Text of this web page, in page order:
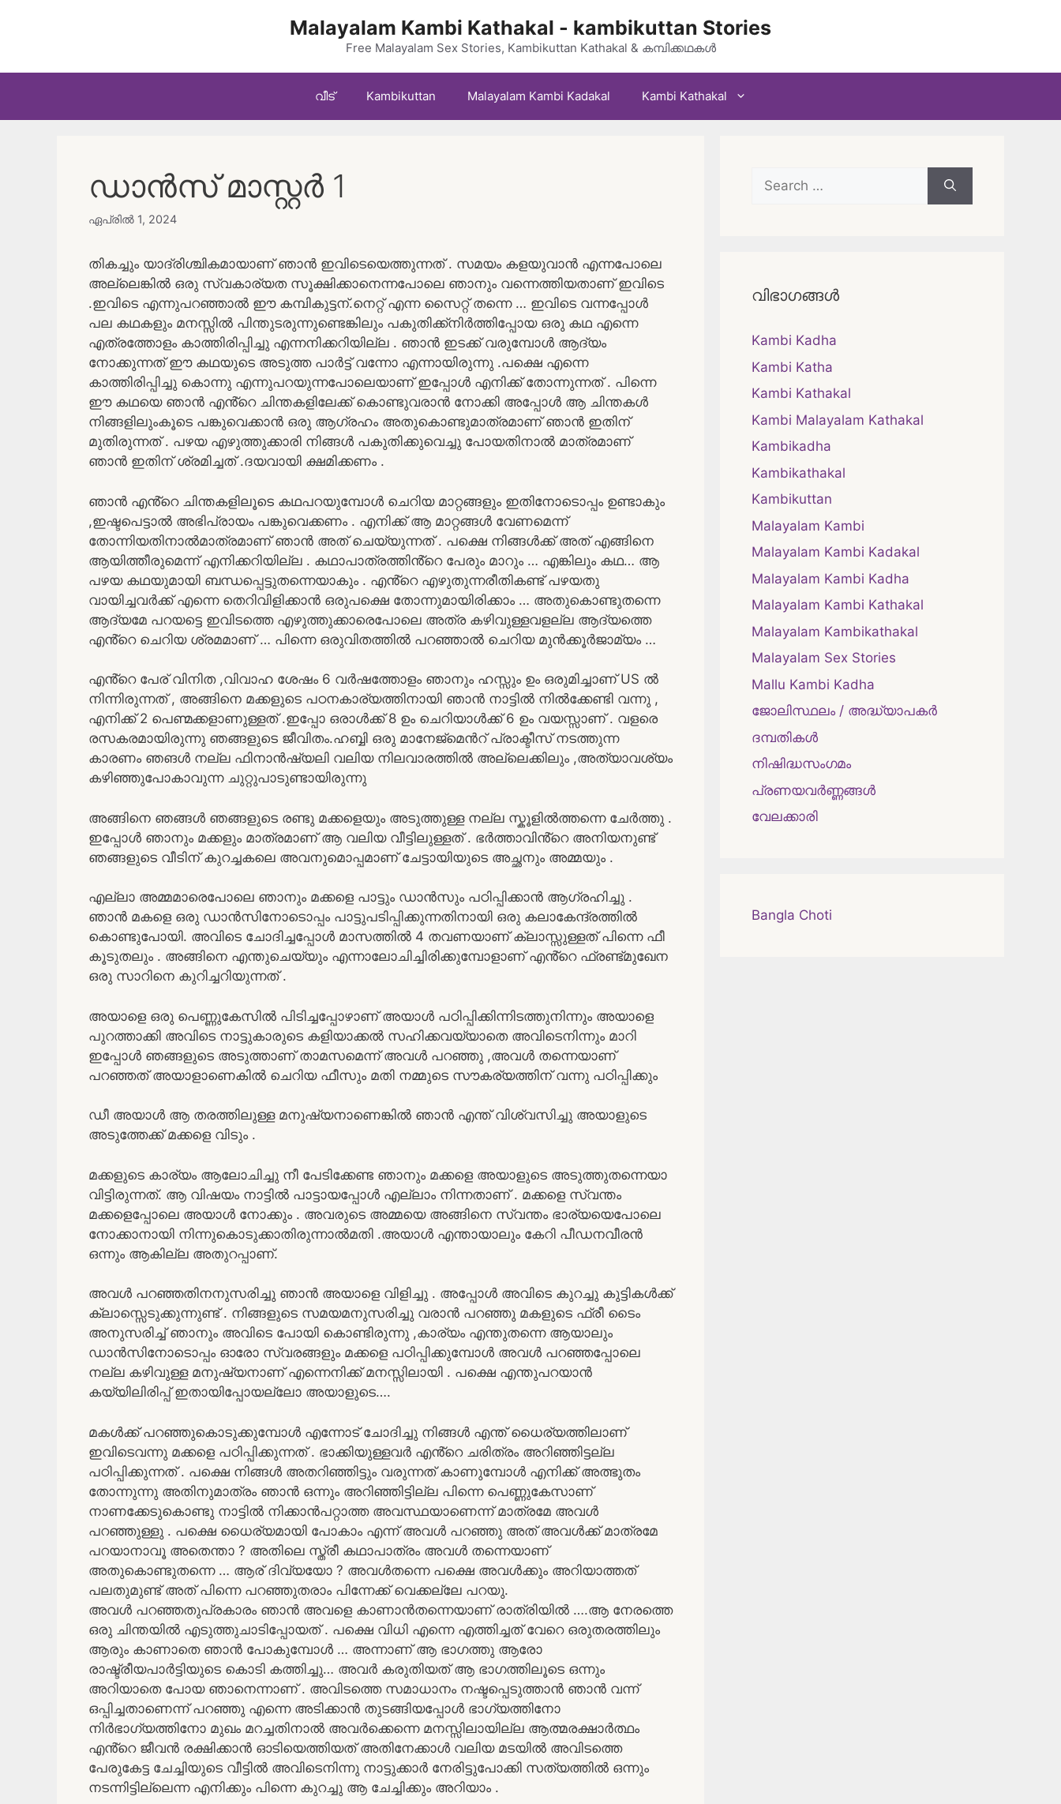
Malayalam Kambi Kathakal - kambikuttan Stories
Free Malayalam Sex Stories, Kambikuttan Kathakal & കമ്പിക്കഥകൾ
വീട് Kambikuttan Malayalam Kambi Kadakal Kambi Kathakal
ഡാൻസ് മാസ്റ്റർ 1
ഏപ്രിൽ 1, 2024
തികച്ചും യാദ്രിശ്ചികമായാണ് ഞാൻ ഇവിടെയെത്തുന്നത് . സമയം കളയുവാൻ എന്നപോലെ
അല്ലെങ്കിൽ ഒരു സ്വകാര്യത സൂക്ഷിക്കാനെന്നപോലെ ഞാനും വന്നെത്തിയതാണ് ഇവിടെ
.ഇവിടെ എന്നുപറഞ്ഞാൽ ഈ കമ്പികുട്ടന്.നെറ്റ് എന്ന സൈറ്റ് തന്നെ … ഇവിടെ വന്നപ്പോൾ
പല കഥകളും മനസ്സിൽ പിന്തുടരുന്നുണ്ടെങ്കിലും പകുതിക്ക്നിർത്തിപ്പോയ ഒരു കഥ എന്നെ
എത്രത്തോളം കാത്തിരിപ്പിച്ചു എന്നനിക്കറിയില്ല . ഞാൻ ഇടക്ക് വരുമ്പോൾ ആദ്യം
നോക്കുന്നത് ഈ കഥയുടെ അടുത്ത പാർട്ട് വന്നോ എന്നായിരുന്നു .പക്ഷെ എന്നെ
കാത്തിരിപ്പിച്ചു കൊന്നു എന്നുപറയുന്നപോലെയാണ് ഇപ്പോൾ എനിക്ക് തോന്നുന്നത് . പിന്നെ
ഈ കഥയെ ഞാൻ എൻ്റെ ചിന്തകളിലേക്ക് കൊണ്ടുവരാൻ നോക്കി അപ്പോൾ ആ ചിന്തകൾ
നിങ്ങളിലുംകൂടെ പങ്കുവെക്കാൻ ഒരു ആഗ്രഹം അതുകൊണ്ടുമാത്രമാണ് ഞാൻ ഇതിന്
മുതിരുന്നത് . പഴയ എഴുത്തുക്കാരി നിങ്ങൾ പകുതിക്കുവെച്ചു പോയതിനാൽ മാത്രമാണ്
ഞാൻ ഇതിന് ശ്രമിച്ചത് .ദയവായി ക്ഷമിക്കണം .
ഞാൻ എൻ്റെ ചിന്തകളിലൂടെ കഥപറയുമ്പോൾ ചെറിയ മാറ്റങ്ങളും ഇതിനോടൊപ്പം ഉണ്ടാകും
,ഇഷ്ടപെട്ടാൽ അഭിപ്രായം പങ്കുവെക്കണം . എനിക്ക് ആ മാറ്റങ്ങൾ വേണമെന്ന്
തോന്നിയതിനാൽമാത്രമാണ് ഞാൻ അത് ചെയ്യുന്നത് . പക്ഷെ നിങ്ങൾക്ക് അത് എങ്ങിനെ
ആയിത്തീരുമെന്ന് എനിക്കറിയില്ല . കഥാപാത്രത്തിൻ്റെ പേരും മാറും … എങ്കിലും കഥ… ആ
പഴയ കഥയുമായി ബന്ധപ്പെട്ടുതന്നെയാകും . എൻ്റെ എഴുതുന്നരീതികണ്ട്‌ പഴയതു
വായിച്ചവർക്ക് എന്നെ തെറിവിളിക്കാൻ ഒരുപക്ഷെ തോന്നുമായിരിക്കാം … അതുകൊണ്ടുതന്നെ
ആദ്യമേ പറയട്ടെ ഇവിടത്തെ എഴുത്തുക്കാരെപോലെ അത്ര കഴിവുള്ളവളല്ല ആദ്യത്തെ
എൻ്റെ ചെറിയ ശ്രമമാണ് … പിന്നെ ഒരുവിതത്തിൽ പറഞ്ഞാൽ ചെറിയ മുൻക്കൂർജാമ്യം …
എൻ്റെ പേര് വിനിത ,വിവാഹ ശേഷം 6 വർഷത്തോളം ഞാനും ഹസ്സും ഉം ഒരുമിച്ചാണ് US ൽ
നിന്നിരുന്നത് , അങ്ങിനെ മക്കളുടെ പഠനകാര്യത്തിനായി ഞാൻ നാട്ടിൽ നിൽക്കേണ്ടി വന്നു ,
എനിക്ക് 2 പെണ്മക്കളാണുള്ളത് .ഇപ്പോ ഒരാൾക്ക് 8 ഉം ചെറിയാൾക്ക് 6 ഉം വയസ്സാണ് . വളരെ
രസകരമായിരുന്നു ഞങ്ങളുടെ ജീവിതം.ഹബ്ബി ഒരു മാനേജ്മെൻറ് പ്രാക്ടീസ് നടത്തുന്ന
കാരണം ഞങൾ നല്ല ഫിനാൻഷ്യലി വലിയ നിലവാരത്തിൽ അല്ലെക്കിലും ,അത്യാവശ്യം
കഴിഞ്ഞുപോകാവുന്ന ചുറ്റുപാടുണ്ടായിരുന്നു
അങ്ങിനെ ഞങ്ങൾ ഞങ്ങളുടെ രണ്ടു മക്കളെയും അടുത്തുള്ള നല്ല സ്കൂളിൽത്തന്നെ ചേർത്തു .
ഇപ്പോൾ ഞാനും മക്കളും മാത്രമാണ് ആ വലിയ വീട്ടിലുള്ളത് . ഭർത്താവിൻ്റെ അനിയനുണ്ട്
ഞങ്ങളുടെ വീടിന് കുറച്ചകലെ അവനുമൊപ്പമാണ് ചേട്ടായിയുടെ അച്ഛനും അമ്മയും .
എല്ലാ അമ്മമാരെപോലെ ഞാനും മക്കളെ പാട്ടും ഡാൻസും പഠിപ്പിക്കാൻ ആഗ്രഹിച്ചു .
ഞാൻ മകളെ ഒരു ഡാൻസിനോടൊപ്പം പാട്ടുപടിപ്പിക്കുന്നതിനായി ഒരു കലാകേന്ദ്രത്തിൽ
കൊണ്ടുപോയി. അവിടെ ചോദിച്ചപ്പോൾ മാസത്തിൽ 4 തവണയാണ് ക്ലാസ്സുള്ളത് പിന്നെ ഫീ
കൂടുതലും . അങ്ങിനെ എന്തുചെയ്യും എന്നാലോചിച്ചിരിക്കുമ്പോളാണ് എൻ്റെ ഫ്രണ്ട്മുഖേന
ഒരു സാറിനെ കുറിച്ചറിയുന്നത് .
അയാളെ ഒരു പെണ്ണുകേസിൽ പിടിച്ചപ്പോഴാണ് അയാൾ പഠിപ്പിക്കിന്നിടത്തുനിന്നും അയാളെ
പുറത്താക്കി അവിടെ നാട്ടുകാരുടെ കളിയാക്കൽ സഹിക്കവയ്യാതെ അവിടെനിന്നും മാറി
ഇപ്പോൾ ഞങ്ങളുടെ അടുത്താണ് താമസമെന്ന് അവൾ പറഞ്ഞു ,അവൾ തന്നെയാണ്
പറഞ്ഞത് അയാളാണെകിൽ ചെറിയ ഫീസും മതി നമ്മുടെ സൗകര്യത്തിന് വന്നു പഠിപ്പിക്കും
ഡീ അയാൾ ആ തരത്തിലുള്ള മനുഷ്യനാണെങ്കിൽ ഞാൻ എന്ത് വിശ്വസിച്ചു അയാളുടെ
അടുത്തേക്ക് മക്കളെ വിടും .
മക്കളുടെ കാര്യം ആലോചിച്ചു നീ പേടിക്കേണ്ട ഞാനും മക്കളെ അയാളുടെ അടുത്തുതന്നെയാ
വിട്ടിരുന്നത്. ആ വിഷയം നാട്ടിൽ പാട്ടായപ്പോൾ എല്ലാം നിന്നതാണ് . മക്കളെ സ്വന്തം
മക്കളെപ്പോലെ അയാൾ നോക്കും . അവരുടെ അമ്മയെ അങ്ങിനെ സ്വന്തം ഭാര്യയെപോലെ
നോക്കാനായി നിന്നുകൊടുക്കാതിരുന്നാൽമതി .അയാൾ എന്തായാലും കേറി പീഡനവീരൻ
ഒന്നും ആകില്ല അതുറപ്പാണ്.
അവൾ പറഞ്ഞതിനനുസരിച്ചു ഞാൻ അയാളെ വിളിച്ചു . അപ്പോൾ അവിടെ കുറച്ചു കുട്ടികൾക്ക്
ക്ലാസ്സെടുക്കുന്നുണ്ട് . നിങ്ങളുടെ സമയമനുസരിച്ചു വരാൻ പറഞ്ഞു മകളുടെ ഫ്രീ ടൈം
അനുസരിച്ച് ഞാനും അവിടെ പോയി കൊണ്ടിരുന്നു ,കാര്യം എന്തുതന്നെ ആയാലും
ഡാൻസിനോടൊപ്പം ഓരോ സ്വരങ്ങളും മക്കളെ പഠിപ്പിക്കുമ്പോൾ അവൾ പറഞ്ഞപ്പോലെ
നല്ല കഴിവുള്ള മനുഷ്യനാണ് എന്നെനിക്ക് മനസ്സിലായി . പക്ഷെ എന്തുപറയാൻ
കയ്യിലിരിപ്പ് ഇതായിപ്പോയല്ലോ അയാളുടെ….
മകൾക്ക് പറഞ്ഞുകൊടുക്കുമ്പോൾ എന്നോട് ചോദിച്ചു നിങ്ങൾ എന്ത് ധൈര്യത്തിലാണ്
ഇവിടെവന്നു മക്കളെ പഠിപ്പിക്കുന്നത് . ഭാക്കിയുള്ളവർ എൻ്റെ ചരിത്രം അറിഞ്ഞിട്ടല്ല
പഠിപ്പിക്കുന്നത് . പക്ഷെ നിങ്ങൾ അതറിഞ്ഞിട്ടും വരുന്നത് കാണുമ്പോൾ എനിക്ക് അത്ഭുതം
തോന്നുന്നു അതിനുമാത്രം ഞാൻ ഒന്നും അറിഞ്ഞിട്ടില്ല പിന്നെ പെണ്ണുകേസാണ്
നാണക്കേടുകൊണ്ടു നാട്ടിൽ നിക്കാൻപറ്റാത്ത അവസ്ഥയാണെന്ന് മാത്രമേ അവൾ
പറഞ്ഞുള്ളു . പക്ഷെ ധൈര്യമായി പോകാം എന്ന് അവൾ പറഞ്ഞു അത് അവൾക്ക് മാത്രമേ
പറയാനാവൂ അതെന്താ ? അതിലെ സ്ത്രീ കഥാപാത്രം അവൾ തന്നെയാണ്
അതുകൊണ്ടുതന്നെ … ആര് ദിവ്യയോ ? അവൾതന്നെ പക്ഷെ അവൾക്കും അറിയാത്തത്
പലതുമുണ്ട് അത് പിന്നെ പറഞ്ഞുതരാം പിന്നേക്ക് വെക്കല്ലേ പറയു.
അവൾ പറഞ്ഞതുപ്രകാരം ഞാൻ അവളെ കാണാൻതന്നെയാണ് രാത്രിയിൽ ….ആ നേരത്തെ
ഒരു ചിന്തയിൽ എടുത്തുചാടിപ്പോയത് . പക്ഷെ വിധി എന്നെ എത്തിച്ചത് വേറെ ഒരുതരത്തിലും
ആരും കാണാതെ ഞാൻ പോകുമ്പോൾ … അന്നാണ് ആ ഭാഗത്തു ആരോ
രാഷ്ട്രീയപാർട്ടിയുടെ കൊടി കത്തിച്ചു… അവർ കരുതിയത് ആ ഭാഗത്തിലൂടെ ഒന്നും
അറിയാതെ പോയ ഞാനെന്നാണ് . അവിടത്തെ സമാധാനം നഷ്ടപ്പെടുത്താൻ ഞാൻ വന്ന്
ഒപ്പിച്ചതാണെന്ന് പറഞ്ഞു എന്നെ അടിക്കാൻ തുടങ്ങിയപ്പോൾ ഭാഗ്യത്തിനോ
നിർഭാഗ്യത്തിനോ മുഖം മറച്ചതിനാൽ അവർക്കെന്നെ മനസ്സിലായില്ല ആത്മരക്ഷാർത്ഥം
എൻ്റെ ജീവൻ രക്ഷിക്കാൻ ഓടിയെത്തിയത് അതിനേക്കാൾ വലിയ മടയിൽ അവിടത്തെ
പേരുകേട്ട ചേച്ചിയുടെ വീട്ടിൽ അവിടെനിന്നു നാട്ടുക്കാർ നേരിട്ടുപോക്കി സത്യത്തിൽ ഒന്നും
നടന്നിട്ടില്ലെന്ന എനിക്കും പിന്നെ കുറച്ചു ആ ചേച്ചിക്കും അറിയാം .
Search
for:
വിഭാഗങ്ങൾ
Kambi Kadha
Kambi Katha
Kambi Kathakal
Kambi Malayalam Kathakal
Kambikadha
Kambikathakal
Kambikuttan
Malayalam Kambi
Malayalam Kambi Kadakal
Malayalam Kambi Kadha
Malayalam Kambi Kathakal
Malayalam Kambikathakal
Malayalam Sex Stories
Mallu Kambi Kadha
ജോലിസ്ഥലം / അദ്ധ്യാപകർ
ദമ്പതികള്‍
നിഷിദ്ധസംഗമം
പ്രണയവർണ്ണങ്ങൾ
വേലക്കാരി
Bangla Choti